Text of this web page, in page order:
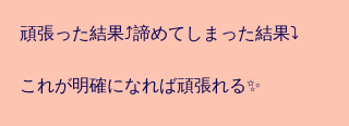
頑張った結果⤴️諦めてしまった結果⤵️
これが明確になれば頑張れる✨